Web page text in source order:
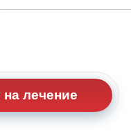
на лечение